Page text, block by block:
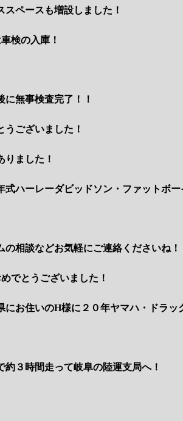
スペースも増設しました！
検の入庫！
に無事検査完了！！
うございました！
りました！
式ハーレーダビッドソン・ファットボー
の相談などお気軽にご連絡くださいね！
でとうございました！
にお住いのH様に２０年ヤマハ・ドラッ
約３時間走って岐阜の陸運支局へ！